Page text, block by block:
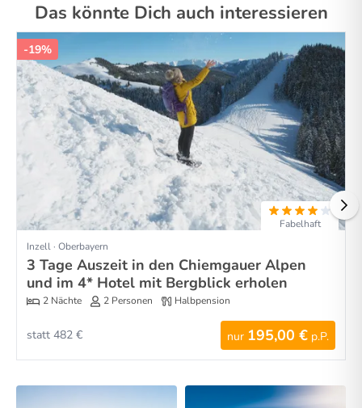
Das könnte Dich auch interessieren
-19%
Fabelhaft
Inzell · Oberbayern
3 Tage Auszeit in den Chiemgauer Alpen
und im 4* Hotel mit Bergblick erholen
2 Nächte 2 Personen Halbpension
nur 195,00 € p.P.
statt 482 €